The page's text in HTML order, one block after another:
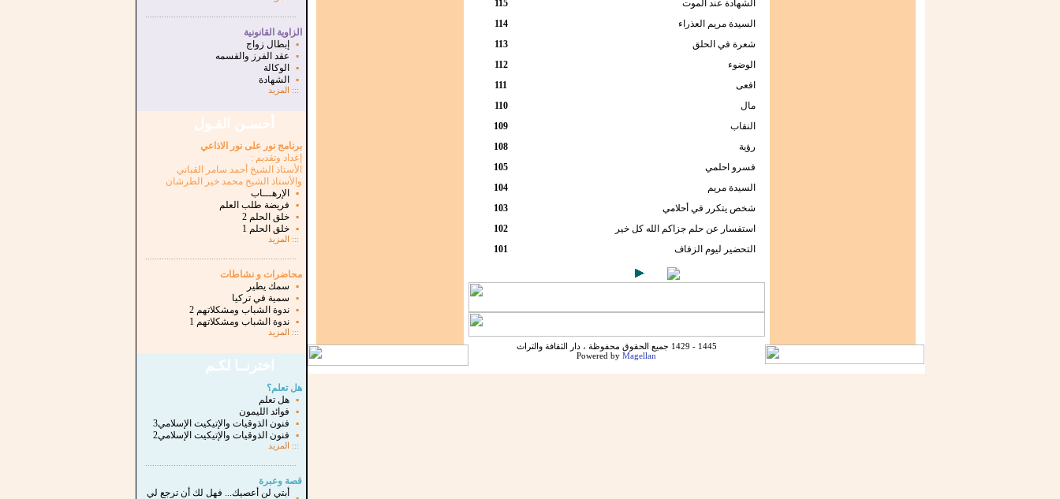
الزاوية القانونية
▪
إبطال زواج
▪
عقد الفرز والقسمه
▪
الوكالة
▪
الشهادة
::: المزيد
أحسـن القـول
برنامج نور على نور الاذاعي
إعداد وتقديم :
الأستاذ الشيخ أحمد سامر القباني
والأستاذ الشيخ محمد خير الطرشان
▪
الإرهـــاب
▪
فريضة طلب العلم
▪ خلق الحلم 2
▪ خلق الحلم 1
:::
المزيد
محاضرات و نشاطات
▪
سمك يطير
▪
سمية في تركيا
▪ ندوة الشباب ومشكلاتهم 2
▪ ندوة الشباب ومشكلاتهم 1
::: المزيد
اخترنــا لكـم
هل تعلم؟
▪ هل تعلم
▪
فوائد الليمون
▪
فنون الذوقيات والإتيكيت الإسلامي3
▪
فنون الذوقيات والإتيكيت الإسلامي2
:::
المزيد
قصة وعبرة
أبتي لن أعصيك... فهل لك أن ترجع لي
115
الشهادة عند الموت
114
السيدة مريم العذراء
113
شعرة في الحلق
112
الوضوء
111
افعى
110
مال
109
النقاب
108
رؤية
105
فسرو احلمي
104
السيدة مريم
103
شخص يتكرر في أحلامي
102
استفسار عن حلم جزاكم الله كل خير
101
التحضير ليوم الزفاف
1445 - 1429 جميع الحقوق محفوظة ، دار الثقافة والتراث
Powered by Magellan